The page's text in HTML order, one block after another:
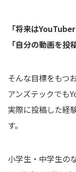
「将来は
「自分の動画を投
そんな目標をもつ
アンズテックでも
実際に投稿した経
す。
小学生・中学生の